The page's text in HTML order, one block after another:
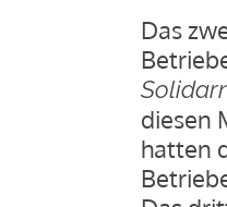
Das
diesen
hatten